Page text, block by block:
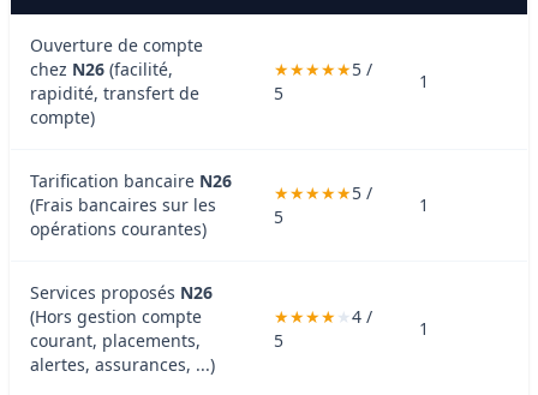
Ouverture de compte
chez N26 (facilité,
rapidité, transfert de
compte)
5 /
5
1
Tarification bancaire N26
(Frais bancaires sur les
opérations courantes)
5 /
5
1
Services proposés N26
(Hors gestion compte
courant, placements,
alertes, assurances, ...)
4 /
5
1